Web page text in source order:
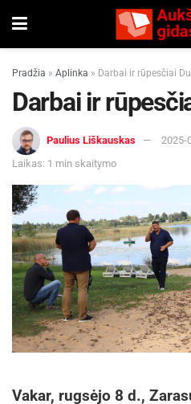
Pradžia » Aplinka » Darbai ir rūpesčiai
Darbai ir
Paulius Liškauskas
2025-
Laikas: 1 min skaitymo
Vakar, rugsėjo 8 d.,